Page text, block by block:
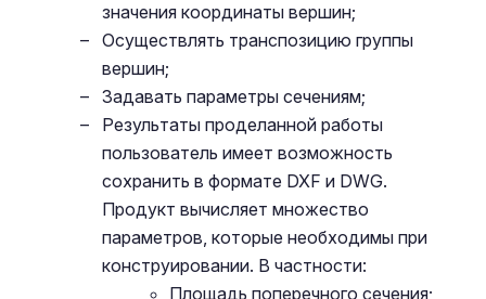
значения координаты вершин;
Осуществлять транспозицию группы
вершин;
Задавать параметры сечениям;
Результаты проделанной работы
пользователь имеет возможность
сохранить в формате DXF и DWG.
Продукт вычисляет множество
параметров, которые необходимы при
конструировании. В частности:
Площадь поперечного сечения;